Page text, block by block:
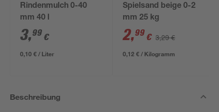
Rindenmulch 0-40
mm 40 l
3,99 €
0,10 € / Liter
Spielsand beige 0-2
mm 25 kg
2,99 € 3,29 €
0,12 € / Kilogramm
Beschreibung